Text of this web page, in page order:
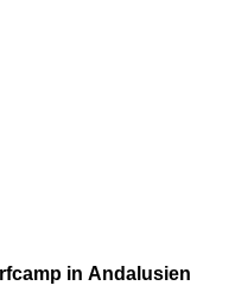
in Andalusien